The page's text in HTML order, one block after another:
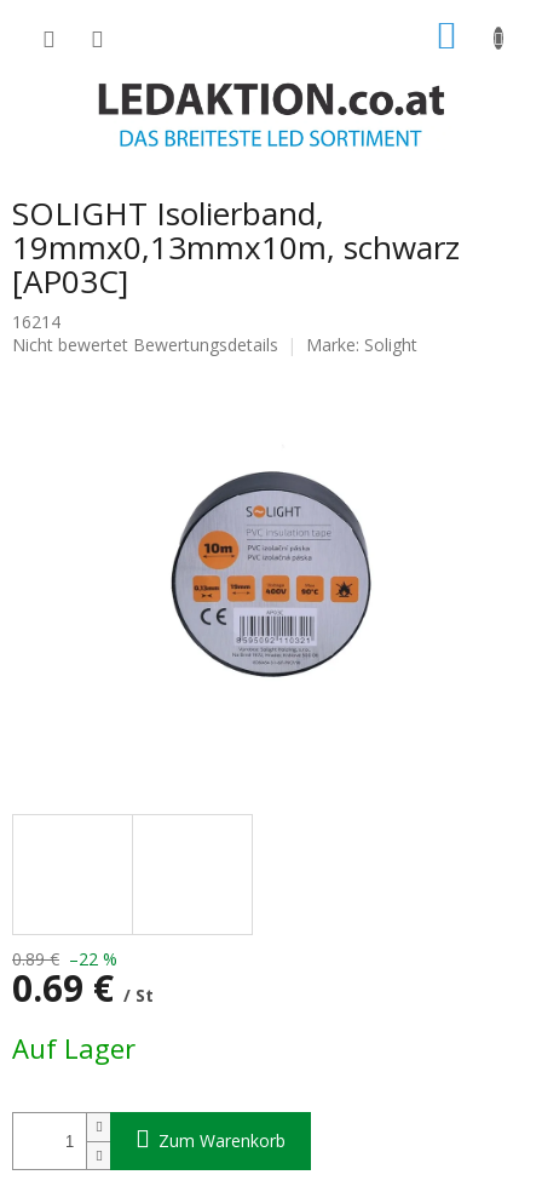
SOLIGHT Isolierband,
19mmx0,13mmx10m, schwarz
[AP03C]
16214
Die
Nicht bewertet Bewertungsdetails Marke: Solight
0.89 € –22 %
0.69 € / St
Auf Lager
Zum Warenkorb